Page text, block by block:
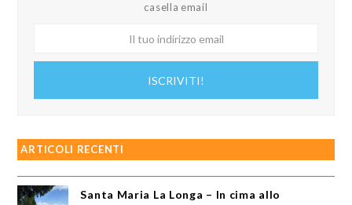
casella email
ISCRIVITI!
ARTICOLI RECENTI
Santa Maria La Longa – In cima allo